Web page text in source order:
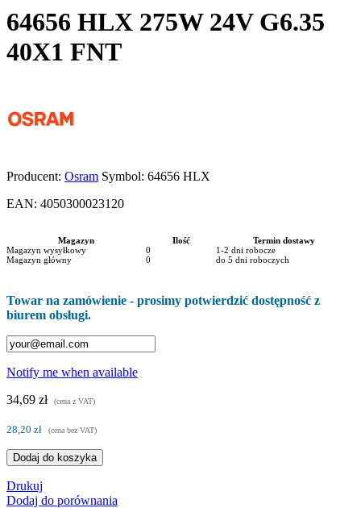
64656 HLX 275W 24V G6.35
40X1 FNT
Producent: Osram Symbol: 64656 HLX
EAN: 4050300023120
Magazyn Ilość
Termin dostawy
Magazyn wysyłkowy
0
1-2 dni robocze
Magazyn główny
0 do 5 dni roboczych
Towar na zamówienie - prosimy potwierdzić dostępność z
biurem obsługi.
Notify me when available
34,69 zł
(cena z VAT)
28,20 zł (cena bez VAT)
Dodaj do koszyka
Drukuj
Dodaj do porównania